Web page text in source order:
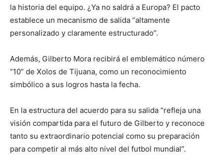
la historia del equipo. ¿Ya no saldrá a Europa? El pacto
establece un mecanismo de salida “altamente
personalizado y claramente estructurado”.
Además, Gilberto Mora recibirá el emblemático número
“10” de Xolos de Tijuana, como un reconocimiento
simbólico a sus logros hasta la fecha.
En la estructura del acuerdo para su salida “refleja una
visión compartida para el futuro de Gilberto y reconoce
tanto su extraordinario potencial como su preparación
para competir al más alto nivel del futbol mundial”.